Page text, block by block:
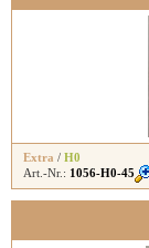
Extra / H0
Art.-Nr.: 1056-H0-45